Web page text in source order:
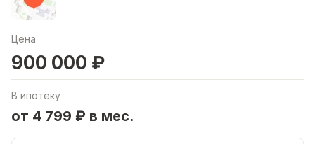
Цена
900 000 ₽
В ипотеку
от 4 799 ₽ в мес.